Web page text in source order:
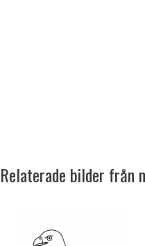
Relaterade bilder från